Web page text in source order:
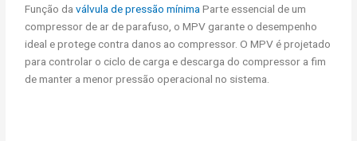
Função daválvula de pressão mínima Parte essencial de um
compressor de ar de parafuso, o MPV garante o desempenho
ideal e protege contra danos ao compressor. O MPV é projetado
para controlar o ciclo de carga e descarga do compressor a fim
de manter a menor pressão operacional no sistema.